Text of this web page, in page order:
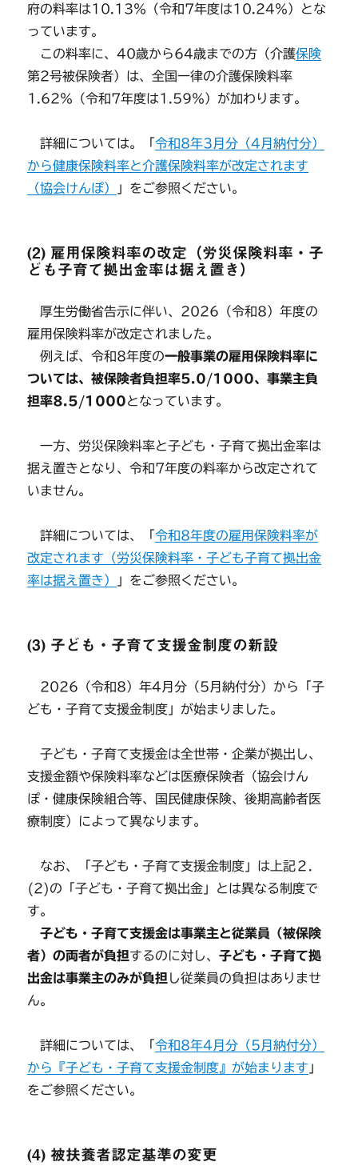
府の料率は10.13％（令和7年度は10.24％）とな
っています。
この料率に、40歳から64歳までの方（介護保険
第2号被保険者）は、全国一律の介護保険料率
1.62％（令和7年度は1.59％）が加わります。
詳細については。「令和8年3月分（4月納付分）
から健康保険料率と介護保険料率が改定されます
（協会けんぽ）
」をご参照ください。
(2) 雇用保険料率の改定（労災保険料率・子
ども子育て拠出金率は据え置き）
厚生労働省告示に伴い、2026（令和8）年度の
雇用保険料率が改定されました。
例えば、令和8年度の一般事業の雇用保険料率に
ついては、被保険者負担率5.0/1000、事業主負
担率8.5/1000となっています。
一方、労災保険料率と子ども・子育て拠出金率は
据え置きとなり、令和7年度の料率から改定されて
いません。
詳細については、「令和8年度の雇用保険料率が
改定されます（労災保険料率・子ども子育て拠出金
率は据え置き）
」をご参照ください。
(3) 子ども・子育て支援金制度の新設
2026（令和8）年4月分（5月納付分）から「子
ども・子育て支援金制度」が始まりました。
子ども・子育て支援金は全世帯・企業が拠出し、
支援金額や保険料率などは医療保険者（協会けん
ぽ・健康保険組合等、国民健康保険、後期高齢者医
療制度）によって異なります。
なお、「子ども・子育て支援金制度」は上記２．
(2)の「子ども・子育て拠出金」とは異なる制度で
す。
子ども・子育て支援金は事業主と従業員（被保険
者）の両者が負担するのに対し、子ども・子育て拠
出金は事業主のみが負担 し従業員の負担はありませ
ん。
詳細については、「令和8年4月分（5月納付分）
から『子ども・子育て支援金制度』が始まります 」
をご参照ください。
(4) 被扶養者認定基準の変更